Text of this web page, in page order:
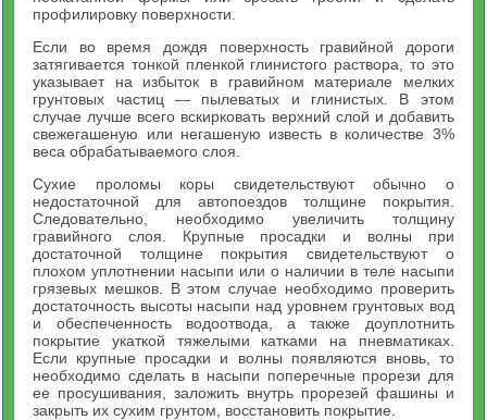
профилировку поверхности.
Если во время дождя поверхность гравийной дороги
затягивается тонкой пленкой глинистого раствора, то это
указывает на избыток в гравийном материале мелких
грунтовых частиц — пылеватых и глинистых. В этом
случае лучше всего вскирковать верхний слой и добавить
свежегашеную или негашеную известь в количестве 3%
веса обрабатываемого слоя.
Сухие проломы коры свидетельствуют обычно о
недостаточной для автопоездов толщине покрытия.
Следовательно, необходимо увеличить толщину
гравийного слоя. Крупные просадки и волны при
достаточной толщине покрытия свидетельствуют о
плохом уплотнении насыпи или о наличии в теле насыпи
грязевых мешков. В этом случае необходимо проверить
достаточность высоты насыпи над уровнем грунтовых вод
и обеспеченность водоотвода, а также доуплотнить
покрытие укаткой тяжелыми катками на пневматиках.
Если крупные просадки и волны появляются вновь, то
необходимо сделать в насыпи поперечные прорези для
ее просушивания, заложить внутрь прорезей фашины и
закрыть их сухим грунтом, восстановить покрытие.